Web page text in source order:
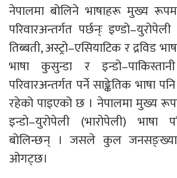
नेपालमा बोलिने भाषाहरू मुख्य
परिवारअन्तर्गत पर्छन्ः
तिब्बती, अस्ट्रो–एसियाटिक र द्रविड
भाषा कुसुन्डा र
परिवारअन्तर्गत पर्ने साङ्केतिक भाषा
रहेको पाइएको छ । नेपालमा मुख्य
इन्डो–युरोपेली (भारोपेली) भाषा
बोलिन्छन् । जसले कुल
ओगट्छ।